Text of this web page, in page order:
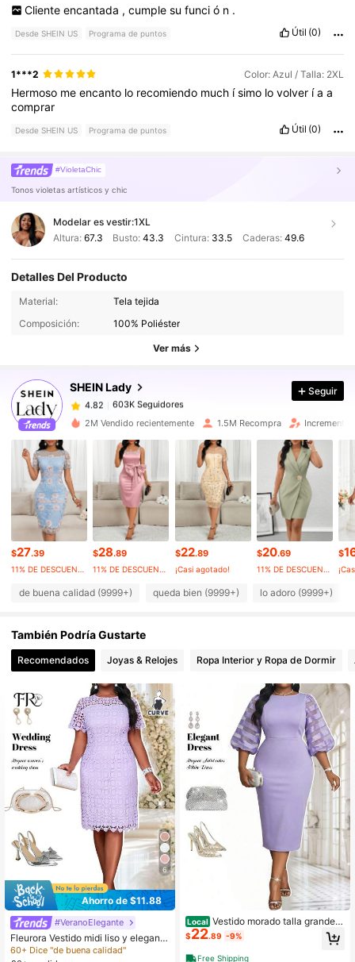
Cliente encantada , cumple su funci ó n .
Desde SHEIN US Programa de puntos Útil (0)
1***2 Color: Azul / Talla: 2XL
Hermoso meencanto lo recomiendo much ísimo lovolver íaa
comprar
Desde SHEIN US Programa de puntos Útil (0)
#VioletaChic
Tonos violetas artísticos y chic
Modelar es vestir:1XL
Altura: 67.3 Busto:43.3 Cintura: 33.5 Caderas: 49.6
Detalles Del Producto
Material:
Tela tejida
Composición:
100% Poliéster
Ver más
SHEIN Lady
603K Seguidores
4.82
603K Seguidores
m***2pagóHace 7 horas
4.82 603K Seguidores
4.82 603K Seguidores
4.82 603K Seguidores
4.82 603K Seguidores
4.82 603K Seguidores
4.82 603K Seguidores
4.82 603K Seguidores
4.82 603K Seguidores
Seguir
2M Vendido recientemente 1.5M Recompra Incremento
$27.39
11% DE DESCUENTO
$28.89
11% DE DESCUENTO
$22.89
¡Casi agotado!
$20.69
11% DE DESCUENTO
$
de buena calidad (9999+) queda bien (9999+) lo adoro (9999+)
También Podría Gustarte
Recomendados Joyas & Relojes Ropa Interior y Ropa de Dormir
6
Ahorro de $11.88
#VeranoElegante
Fleurora Vestido midi liso y elegante
de encaje morado en estilo bohemi
60+ Dice "de buena calidad"
Local Vestido morado talla grande,
elegante y versátil para fiestas, ofic
ina, bodas, cócteles, festivales de
música y otras ocasiones. Vestido a
$22.89 -9%
Free Shipping